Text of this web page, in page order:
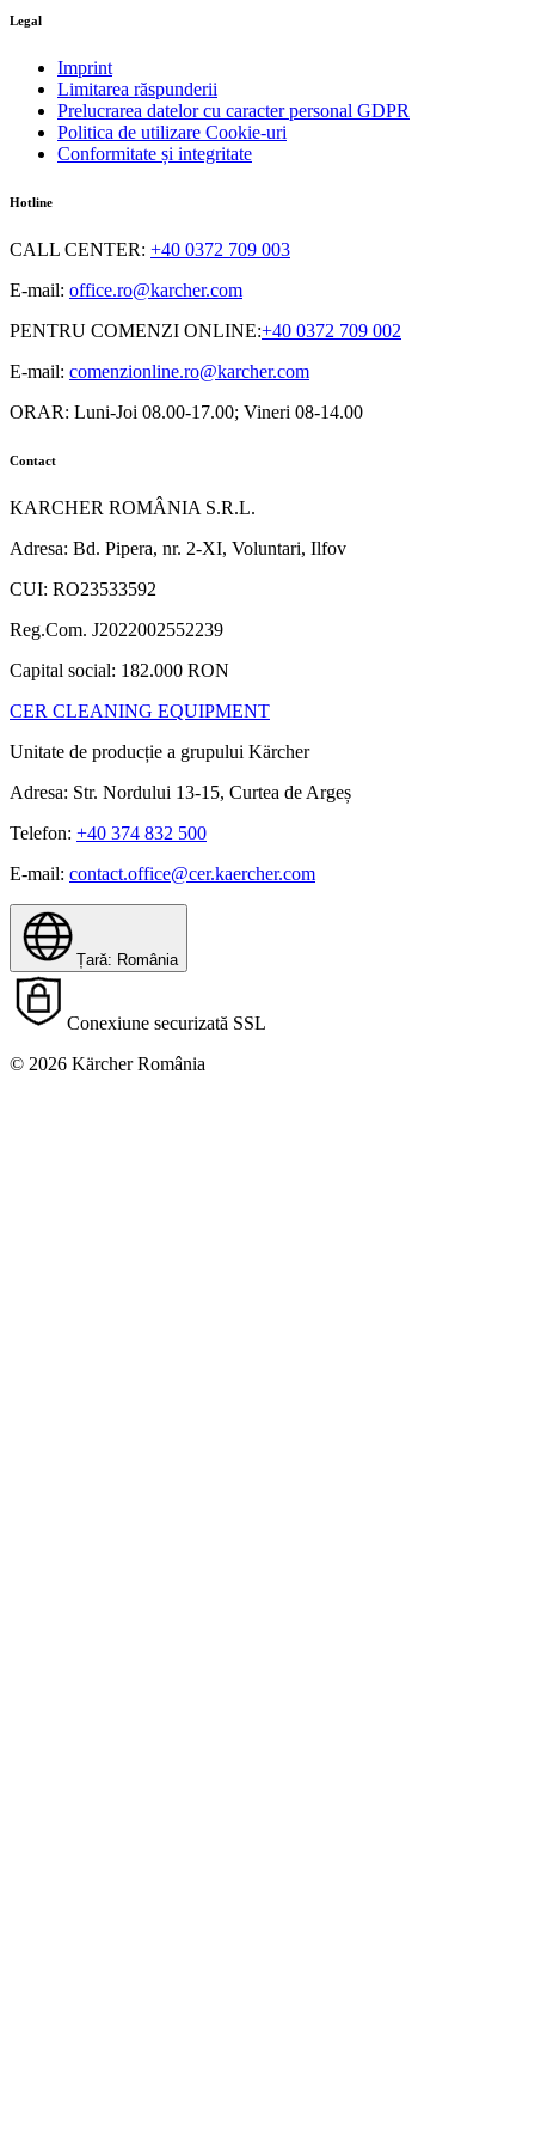
Legal
Imprint
Limitarea răspunderii
Prelucrarea datelor cu caracter personal GDPR
Politica de utilizare Cookie-uri
Conformitate și integritate
Hotline
CALL CENTER: +40 0372 709 003
E-mail: office.ro@karcher.com
PENTRU COMENZI ONLINE:+40 0372 709 002
E-mail: comenzionline.ro@karcher.com
ORAR: Luni-Joi 08.00-17.00; Vineri 08-14.00
Contact
KARCHER ROMÂNIA S.R.L.
Adresa: Bd. Pipera, nr. 2-XI, Voluntari, Ilfov
CUI: RO23533592
Reg.Com. J2022002552239
Capital social: 182.000 RON
CER CLEANING EQUIPMENT
Unitate de producție a grupului Kärcher
Adresa: Str. Nordului 13-15, Curtea de Argeș
Telefon: +40 374 832 500
E-mail: contact.office@cer.kaercher.com
Țară: România
Conexiune securizată SSL
© 2026 Kärcher România